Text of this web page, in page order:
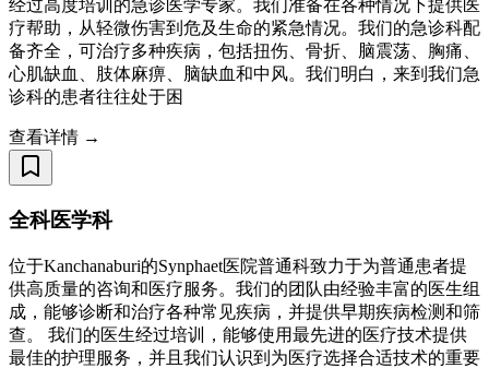
经过高度培训的急诊医学专家。我们准备在各种情况下提供医
疗帮助，从轻微伤害到危及生命的紧急情况。我们的急诊科配
备齐全，可治疗多种疾病，包括扭伤、骨折、脑震荡、胸痛、
心肌缺血、肢体麻痹、脑缺血和中风。我们明白，来到我们急
诊科的患者往往处于困
查看详情 →
全科医学科
位于Kanchanaburi的Synphaet医院普通科致力于为普通患者提
供高质量的咨询和医疗服务。我们的团队由经验丰富的医生组
成，能够诊断和治疗各种常见疾病，并提供早期疾病检测和筛
查。 我们的医生经过培训，能够使用最先进的医疗技术提供
最佳的护理服务，并且我们认识到为医疗选择合适技术的重要